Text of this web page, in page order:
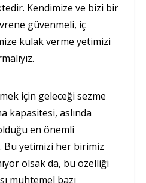
Kendimize ve bizi bir
güvenmeli, iç
kulak verme yetimizi
için geleceği sezme
kapasitesi, aslında
en önemli
yetimizi her birimiz
olsak da, bu özelliği
muhtemel bazı